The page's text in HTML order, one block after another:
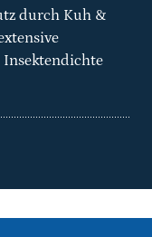
durch Kuh &